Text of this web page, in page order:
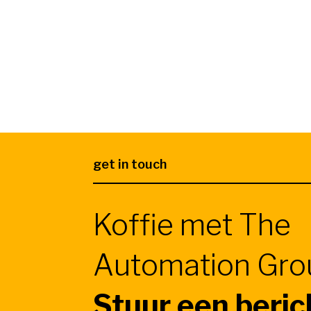
get in touch
Koffie met The
Automation